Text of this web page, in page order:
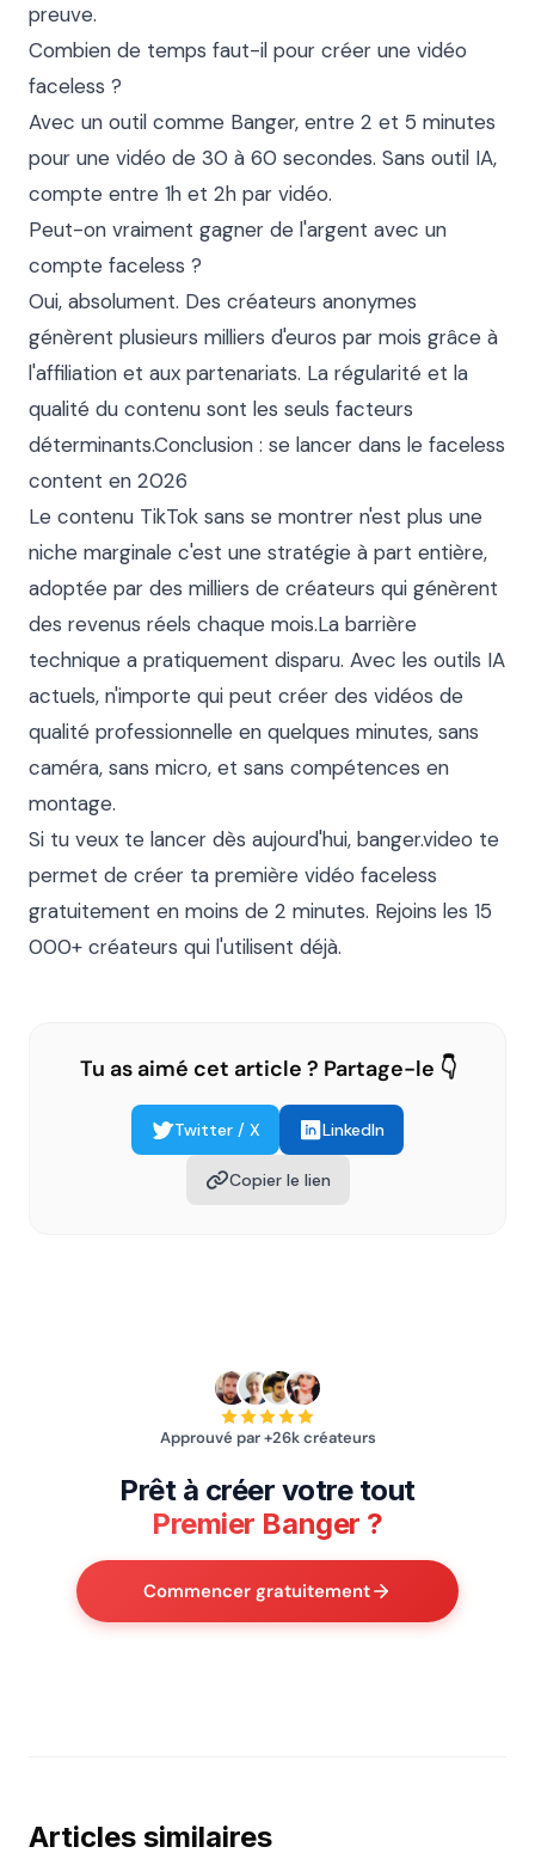
preuve.
Combien de temps faut-il pour créer une vidéo
faceless ?
Avec un outil comme Banger, entre 2 et 5 minutes
pour une vidéo de 30 à 60 secondes. Sans outil IA,
compte entre 1h et 2h par vidéo.
Peut-on vraiment gagner de l'argent avec un
compte faceless ?
Oui, absolument. Des créateurs anonymes
génèrent plusieurs milliers d'euros par mois grâce à
l'affiliation et aux partenariats. La régularité et la
qualité du contenu sont les seuls facteurs
déterminants.Conclusion : se lancer dans le faceless
content en 2026
Le contenu TikTok sans se montrer n'est plus une
niche marginale c'est une stratégie à part entière,
adoptée par des milliers de créateurs qui génèrent
des revenus réels chaque mois.La barrière
technique a pratiquement disparu. Avec les outils IA
actuels, n'importe qui peut créer des vidéos de
qualité professionnelle en quelques minutes, sans
caméra, sans micro, et sans compétences en
montage.
Si tu veux te lancer dès aujourd'hui, banger.video te
permet de créer ta première vidéo faceless
gratuitement en moins de 2 minutes. Rejoins les 15
000+ créateurs qui l'utilisent déjà.
Tu as aimé cet article ? Partage-le 👇
Twitter / X LinkedIn
Copier le lien
Approuvé par +26k créateurs
Prêt à créer votre tout
Premier Banger ?
Commencer gratuitement
Articles similaires